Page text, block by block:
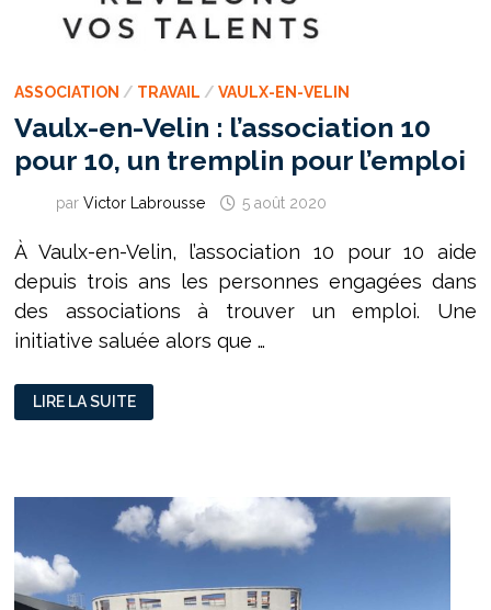
ASSOCIATION / TRAVAIL / VAULX-EN-VELIN
Vaulx-en-Velin : l’association 10
pour 10, un tremplin pour l’emploi
par Victor Labrousse 5 août 2020
À Vaulx-en-Velin, l’association 10 pour 10 aide
depuis trois ans les personnes engagées dans
des a­ssociations à trouver un emploi. Une
initiative saluée alors que …
VAULX-
EN-
VELIN
10,
L’EMPLOI
LIRE LA SUITE